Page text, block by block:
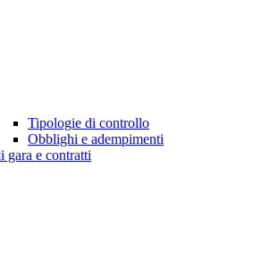
Tipologie di controllo
Obblighi e adempimenti
gara e contratti